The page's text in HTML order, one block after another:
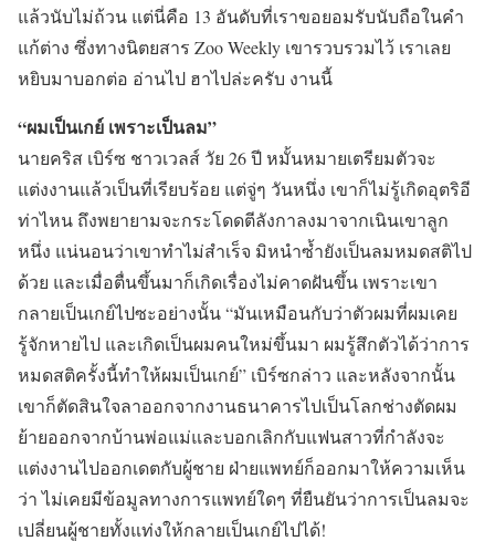
แล้วนับไม่ถ้วน แต่นี่คือ 13 อันดับที่เราขอยอมรับนับถือในคำ
แก้ต่าง ซึ่งทางนิตยสาร Zoo Weekly เขารวบรวมไว้ เราเลย
หยิบมาบอกต่อ อ่านไป ฮาไปล่ะครับ งานนี้
“ผมเป็นเกย์ เพราะเป็นลม”
นายคริส เบิร์ซ ชาวเวลส์ วัย 26 ปี หมั้นหมายเตรียมตัวจะ
แต่งงานแล้วเป็นที่เรียบร้อย แต่จู่ๆ วันหนึ่ง เขาก็ไม่รู้เกิดอุตริอี
ท่าไหน ถึงพยายามจะกระโดดตีลังกาลงมาจากเนินเขาลูก
หนึ่ง แน่นอนว่าเขาทำไม่สำเร็จ มิหนำซ้ำยังเป็นลมหมดสติไป
ด้วย และเมื่อตื่นขึ้นมาก็เกิดเรื่องไม่คาดฝันขึ้น เพราะเขา
กลายเป็นเกย์ไปซะอย่างนั้น “มันเหมือนกับว่าตัวผมที่ผมเคย
รู้จักหายไป และเกิดเป็นผมคนใหม่ขึ้นมา ผมรู้สึกตัวได้ว่าการ
หมดสติครั้งนี้ทำให้ผมเป็นเกย์” เบิร์ซกล่าว และหลังจากนั้น
เขาก็ตัดสินใจลาออกจากงานธนาคารไปเป็นโลกช่างตัดผม
ย้ายออกจากบ้านพ่อแม่และบอกเลิกกับแฟนสาวที่กำลังจะ
แต่งงานไปออกเดตกับผู้ชาย ฝ่ายแพทย์ก็ออกมาให้ความเห็น
ว่า ไม่เคยมีข้อมูลทางการแพทย์ใดๆ ที่ยืนยันว่าการเป็นลมจะ
เปลี่ยนผู้ชายทั้งแท่งให้กลายเป็นเกย์ไปได้!